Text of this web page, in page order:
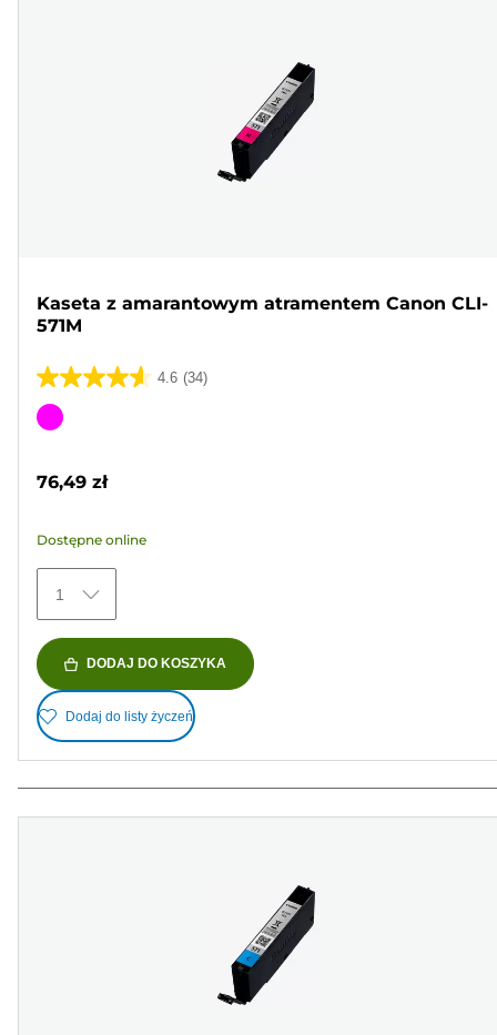
Kaseta z amarantowym atramentem Canon CLI-
571M
4.6 (34)
4.6
na
34
Wkład
76,49 zł
Dostępne online
1
DODAJ DO KOSZYKA
Dodaj do listy życzeń